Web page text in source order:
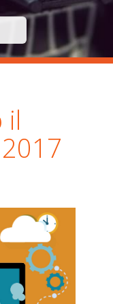
il